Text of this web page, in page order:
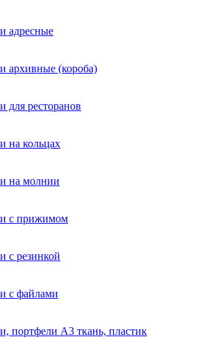
адресные
архивные (короба)
для ресторанов
на кольцах
на молнии
с прижимом
с резинкой
с файлами
портфели А3 ткань, пластик